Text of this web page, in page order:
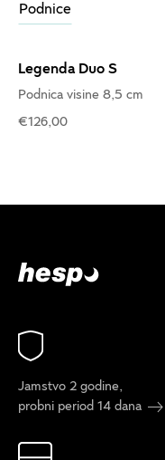
Podnice
Legenda Duo S
Podnica visine 8,5 cm
€126,00
Jamstvo 2 godine,
probni period 14 dana